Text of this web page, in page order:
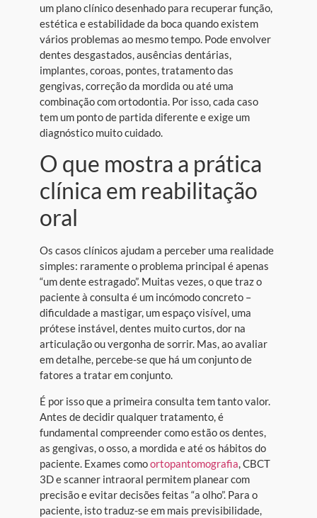
um plano clínico desenhado para recuperar função,
estética e estabilidade da boca quando existem
vários problemas ao mesmo tempo. Pode envolver
dentes desgastados, ausências dentárias,
implantes, coroas, pontes, tratamento das
gengivas, correção da mordida ou até uma
combinação com ortodontia. Por isso, cada caso
tem um ponto de partida diferente e exige um
diagnóstico muito cuidado.
O que mostra a prática
clínica em reabilitação
oral
Os casos clínicos ajudam a perceber uma realidade
simples: raramente o problema principal é apenas
“um dente estragado”. Muitas vezes, o que traz o
paciente à consulta é um incómodo concreto –
dificuldade a mastigar, um espaço visível, uma
prótese instável, dentes muito curtos, dor na
articulação ou vergonha de sorrir. Mas, ao avaliar
em detalhe, percebe-se que há um conjunto de
fatores a tratar em conjunto.
É por isso que a primeira consulta tem tanto valor.
Antes de decidir qualquer tratamento, é
fundamental compreender como estão os dentes,
as gengivas, o osso, a mordida e até os hábitos do
paciente. Exames comoortopantomografia , CBCT
3D e scanner intraoral permitem planear com
precisão e evitar decisões feitas “a olho”. Para o
paciente, isto traduz-se em mais previsibilidade,